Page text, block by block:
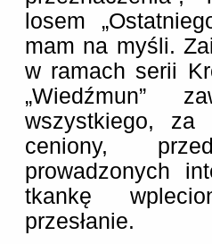
losem
mam na myśli.
w ramach serii
„Wiedźmun”
wszystkiego, za
ceniony,
prowadzonych
tkankę
przesłanie.